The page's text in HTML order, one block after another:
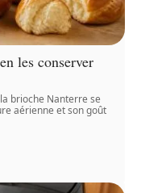
les conserver
brioche Nanterre se
aérienne et son goût